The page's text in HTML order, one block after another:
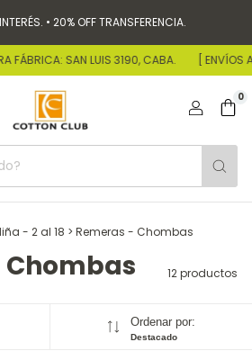
• 20% OFF TRANSFERENCIA.
SAN LUIS 3190, CABA. [ ENVÍOS A
0
- 2 al 18 > Remeras - Chombas
Chombas 12 productos
Ordenar por:
Destacado